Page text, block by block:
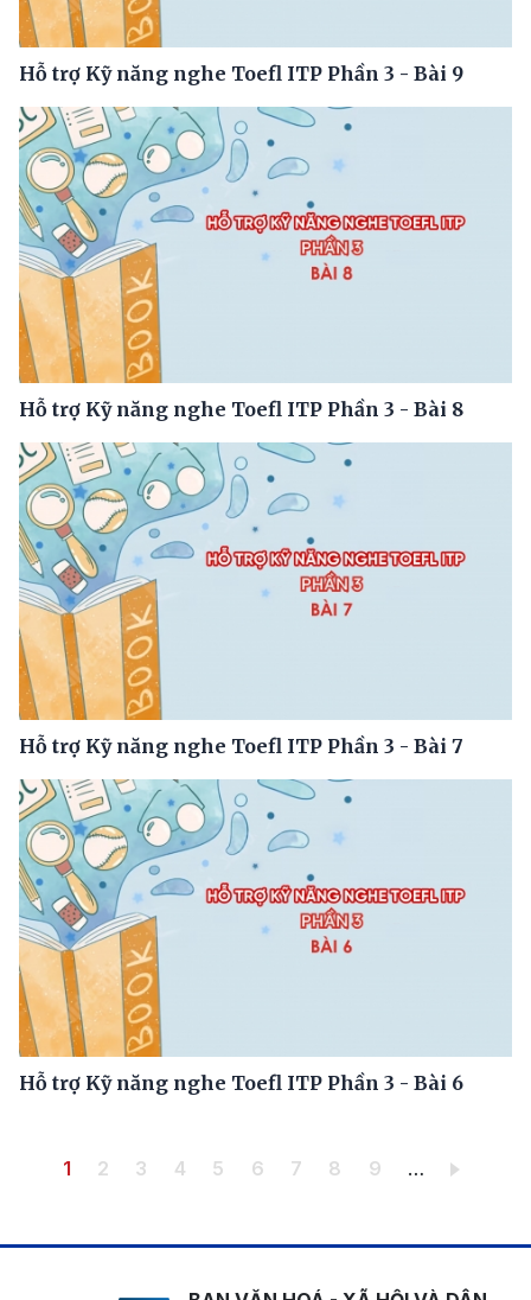
Hỗ trợ Kỹ năng nghe Toefl ITP Phần 3 - Bài 9
Hỗ trợ Kỹ năng nghe Toefl ITP Phần 3 - Bài 8
Hỗ trợ Kỹ năng nghe Toefl ITP Phần 3 - Bài 7
Hỗ trợ Kỹ năng nghe Toefl ITP Phần 3 - Bài 6
Pagination
Trang hiện thời
1 Trang
2 Trang
3 Trang
4 Trang
5 Trang
6 Trang
7 Trang
8 Trang
9 …